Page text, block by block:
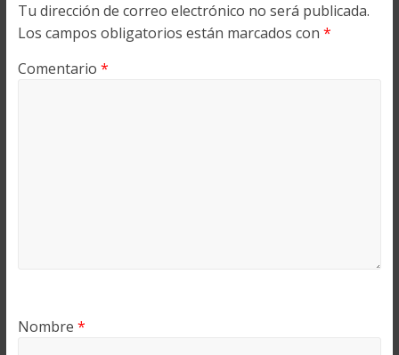
Tu dirección de correo electrónico no será publicada.
Los campos obligatorios están marcados con *
Comentario *
Nombre *